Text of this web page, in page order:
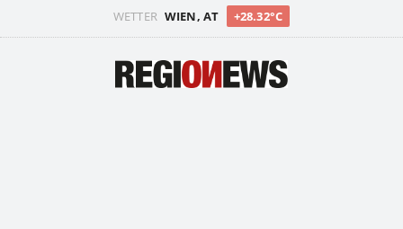
WETTER WIEN, AT +28.32°C